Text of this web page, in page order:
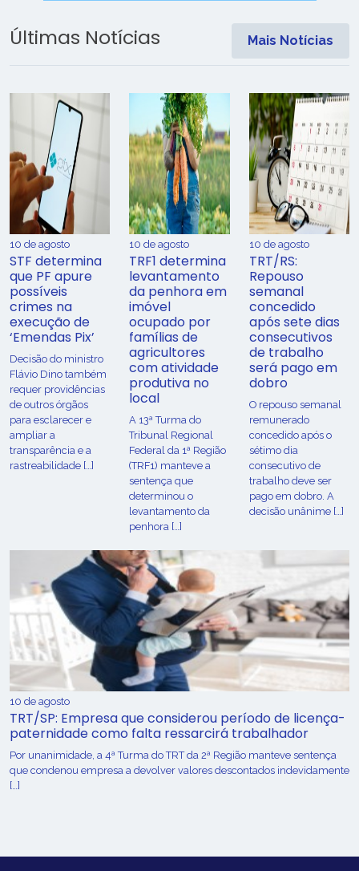
Últimas Notícias Mais Notícias
10 de agosto
STF determina
que PF apure
possíveis
crimes na
execução de
‘Emendas Pix’
Decisão do ministro
Flávio Dino também
requer providências
de outros órgãos
para esclarecer e
ampliar a
transparência e a
rastreabilidade […]
10 de agosto
TRF1 determina
levantamento
da penhora em
imóvel
ocupado por
famílias de
agricultores
com atividade
produtiva no
local
A 13ª Turma do
Tribunal Regional
Federal da 1ª Região
(TRF1) manteve a
sentença que
determinou o
levantamento da
penhora […]
10 de agosto
TRT/RS:
Repouso
semanal
concedido
após sete dias
consecutivos
de trabalho
será pago em
dobro
O repouso semanal
remunerado
concedido após o
sétimo dia
consecutivo de
trabalho deve ser
pago em dobro. A
decisão unânime […]
10 de agosto
TRT/SP: Empresa que considerou período de licença-
paternidade como falta ressarcirá trabalhador
Por unanimidade, a 4ª Turma do TRT da 2ª Região manteve sentença
que condenou empresa a devolver valores descontados indevidamente
[…]